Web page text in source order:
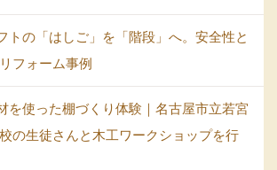
トの「はしご」を「階段」へ。安全性と
フォーム事例
を使った棚づくり体験｜名古屋市立若宮
の生徒さんと木工ワークショップを行